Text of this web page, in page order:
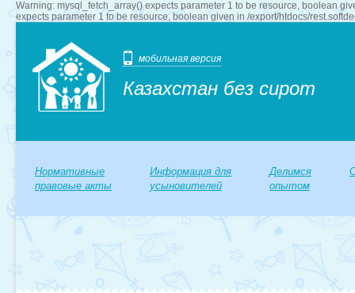
Warning: mysql_fetch_array() expects parameter 1 to be resource, boolean
expects parameter 1 to be resource, boolean given in /export/htdocs/
Казахстан без сирот
мобильная версия
Нормативные
правовые акты
Информация для
усыновителей
Делимся
опытом